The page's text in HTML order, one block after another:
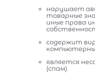
нарушает
товарные
иные права
содержит
является
(спам).